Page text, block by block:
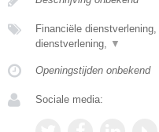
Financiële
dienstverlening, ▼
Openingstijden onbekend
Sociale media: